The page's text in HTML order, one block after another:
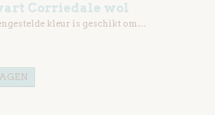
Corriedale wol
kleur is geschikt om…